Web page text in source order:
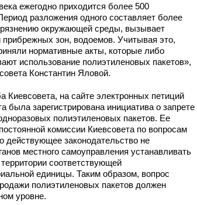
ежегодно приходится более 500
разложения одного составляет более
окружающей среды, вызывает
зон, водоемов. Учитывая это,
нормативные акты, которые либо
использование полиэтиленовых пакетов»,
Константин Яловой.
Киевсовета, на сайте электронных петиций
была зарегистрирована инициатива о запрете
полиэтиленовых пакетов. Ее
комиссии Киевсовета по вопросам
действующее законодательство не
местного самоуправления устанавливать
соответствующей
единицы. Таким образом, вопрос
полиэтиленовых пакетов должен
уровне.